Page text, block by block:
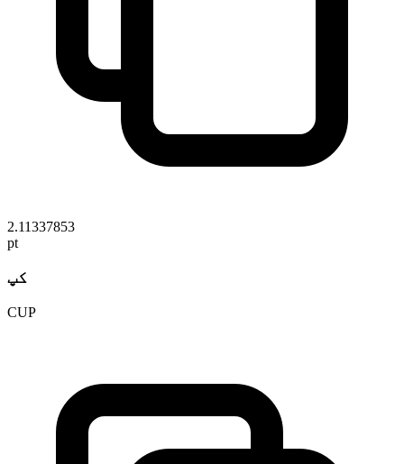
2.11337853
pt
کپ
CUP